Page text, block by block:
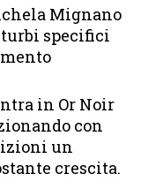
Mignano
specifici
in Or Noir
con
un
crescita.